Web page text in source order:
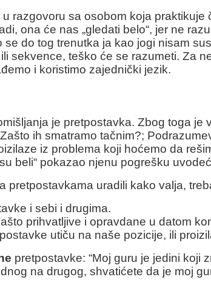
razgovoru sa osobom koja
ona će nas „gledati belo“, jer ne
se do tog trenutka ja kao jogi nisam
sekvence, teško će se razumeti. Za
i koristimo zajednički jezik.
je pretpostavka. Zbog toga
ih smatramo tačnim?;
iz problema koji hoćemo da
beli“ pokazao njenu pogrešku
pretpostavkama uradili kako valja,
i sebi i drugima.
prihvatljive i opravdane u datom
utiču na naše pozicije, ili
pretpostavke: “Moj guru je jedini koji
na drugog, shvatićete da je moj